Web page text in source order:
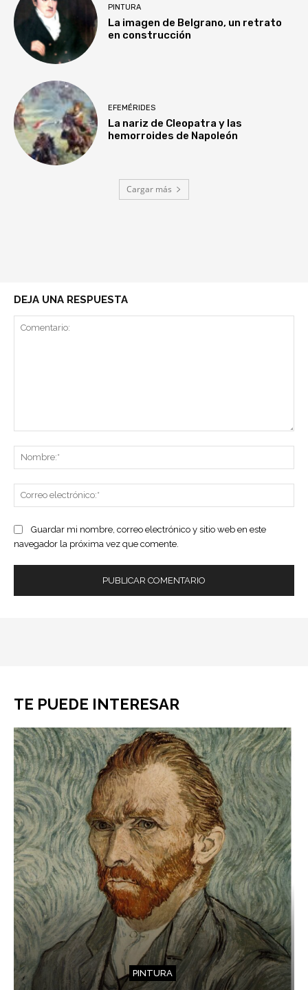
PINTURA
La imagen de Belgrano, un retrato
en construcción
EFEMÉRIDES
La nariz de Cleopatra y las
hemorroides de Napoleón
Cargar más
DEJA UNA RESPUESTA
Guardar mi nombre, correo electrónico y sitio web en este
navegador la próxima vez que comente.
TE PUEDE INTERESAR
PINTURA